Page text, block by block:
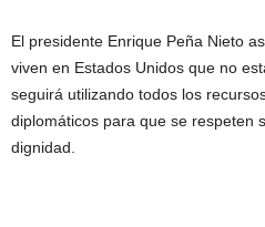
El presidente Enrique Peña Nieto
viven en Estados Unidos que no
seguirá utilizando todos los
diplomáticos para que se respeten
dignidad.